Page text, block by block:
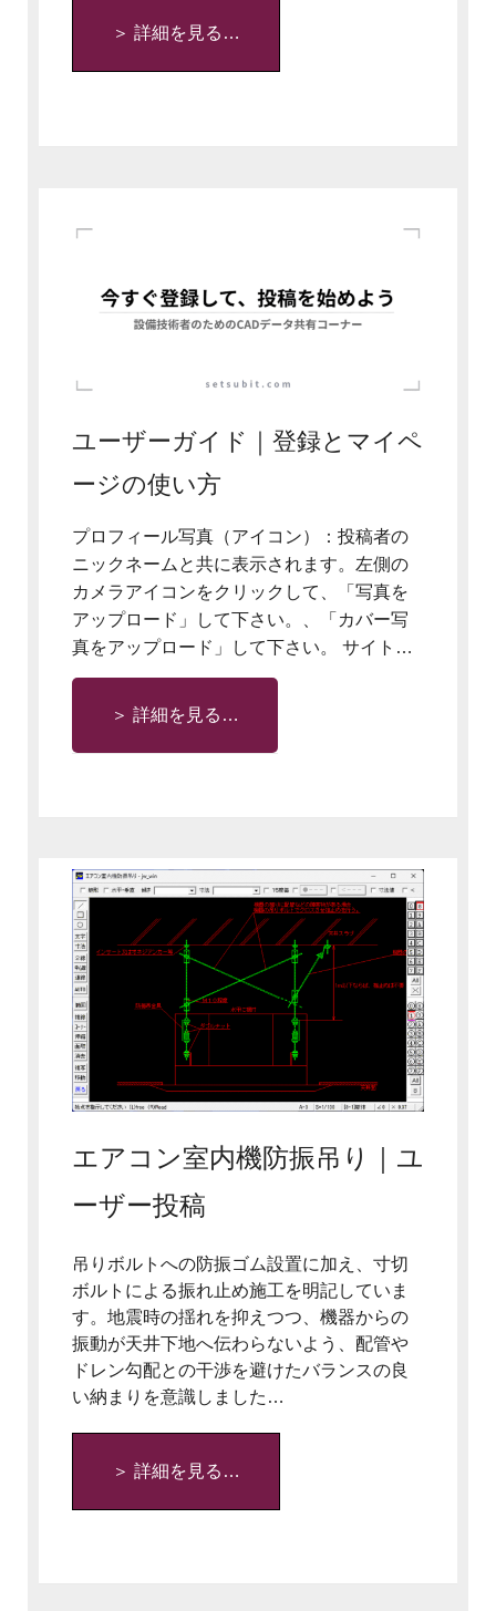
＞ 詳細を見る…
ユーザーガイド｜登録とマイペ
ージの使い方
プロフィール写真（アイコン）：投稿者の
ニックネームと共に表示されます。左側の
カメラアイコンをクリックして、「写真を
アップロード」して下さい。、「カバー写
真をアップロード」して下さい。 サイト…
＞ 詳細を見る…
エアコン室内機防振吊り｜ユ
ーザー投稿
吊りボルトへの防振ゴム設置に加え、寸切
ボルトによる振れ止め施工を明記していま
す。地震時の揺れを抑えつつ、機器からの
振動が天井下地へ伝わらないよう、配管や
ドレン勾配との干渉を避けたバランスの良
い納まりを意識しました…
＞ 詳細を見る…